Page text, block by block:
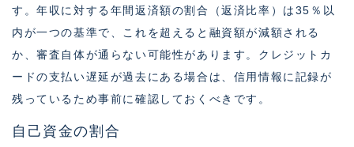
す。年収に対する年間返済額の割合（返済比率）は35％以
内が一つの基準で、これを超えると融資額が減額される
か、審査自体が通らない可能性があります。クレジットカ
ードの支払い遅延が過去にある場合は、信用情報に記録が
残っているため事前に確認しておくべきです。
自己資金の割合